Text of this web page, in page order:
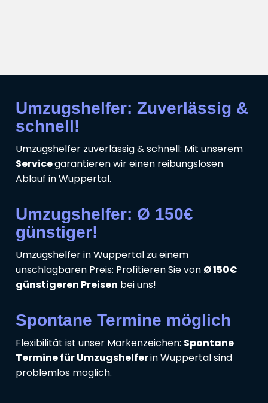
Umzugshelfer: Zuverlässig &
schnell!
Umzugshelfer zuverlässig & schnell: Mit unserem
Servicegarantieren wir einen reibungslosen
Ablauf in Wuppertal.
Umzugshelfer: Ø 150€
günstiger!
Umzugshelfer in Wuppertal zu einem
unschlagbaren Preis: Profitieren Sie von Ø 150€
günstigeren Preisen bei uns!
Spontane Termine möglich
Flexibilität ist unser Markenzeichen: Spontane
Termine für Umzugshelferin Wuppertal sind
problemlos möglich.